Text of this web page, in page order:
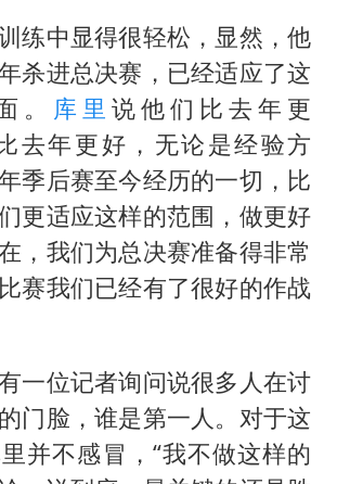
练中显得很轻松，显然，他
杀进总决赛，已经适应了这
。
库里说他们比去年更
去年更好，无论是经验方
季后赛至今经历的一切，比
更适应这样的范围，做更好
，我们为总决赛准备得非常
赛我们已经有了很好的作战
一位记者询问说很多人在讨
门脸，谁是第一人。对于这
并不感冒，“我不做这样的